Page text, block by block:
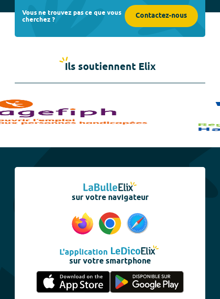
Vous ne trouvez pas ce que vous
cherchez ? Contactez-nous
Ils soutiennent Elix
sur votre navigateur
L'application
sur votre smartphone